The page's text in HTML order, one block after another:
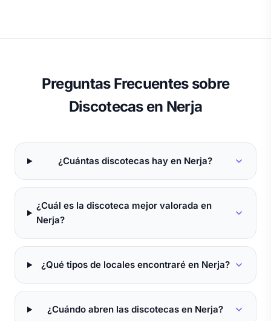
Preguntas Frecuentes sobre
Discotecas en Nerja
¿Cuántas discotecas hay en Nerja?
¿Cuál es la discoteca mejor valorada en
Nerja?
¿Qué tipos de locales encontraré en Nerja?
¿Cuándo abren las discotecas en Nerja?